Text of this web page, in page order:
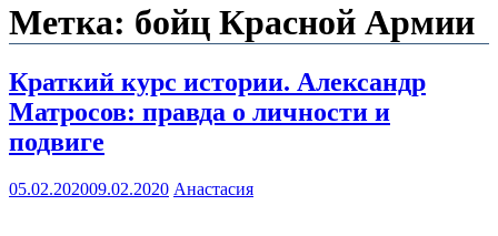
Метка: бойц Красной Армии
Краткий курс истории. Александр
Матросов: правда о личности и
подвиге
05.02.202009.02.2020 Анастасия